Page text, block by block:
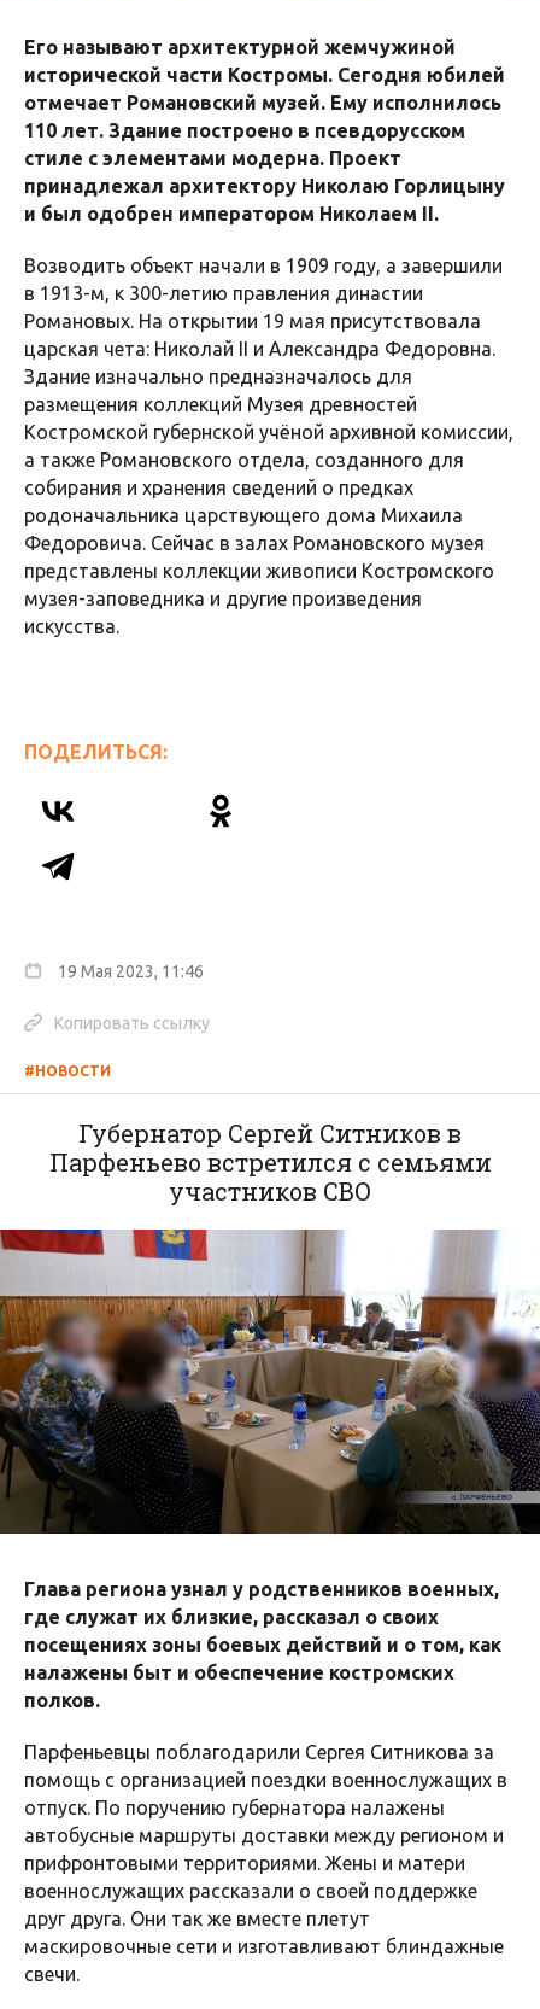
Его называют архитектурной жемчужиной
исторической части Костромы. Сегодня юбилей
отмечает Романовский музей. Ему исполнилось
110 лет. Здание построено в псевдорусском
стиле с элементами модерна. Проект
принадлежал архитектору Николаю Горлицыну
и был одобрен императором Николаем II.
Возводить объект начали в 1909 году, а завершили
в 1913-м, к 300-летию правления династии
Романовых. На открытии 19 мая присутствовала
царская чета: Николай II и Александра Федоровна.
Здание изначально предназначалось для
размещения коллекций Музея древностей
Костромской губернской учёной архивной комиссии,
а также Романовского отдела, созданного для
собирания и хранения сведений о предках
родоначальника царствующего дома Михаила
Федоровича. Сейчас в залах Романовского музея
представлены коллекции живописи Костромского
музея-заповедника и другие произведения
искусства.
ПОДЕЛИТЬСЯ:
19 Мая 2023, 11:46
Копировать ссылку
#НОВОСТИ
Губернатор Сергей Ситников в
Парфеньево встретился с семьями
участников СВО
Глава региона узнал у родственников военных,
где служат их близкие, рассказал о своих
посещениях зоны боевых действий и о том, как
налажены быт и обеспечение костромских
полков.
Парфеньевцы поблагодарили Сергея Ситникова за
помощь с организацией поездки военнослужащих в
отпуск. По поручению губернатора налажены
автобусные маршруты доставки между регионом и
прифронтовыми территориями. Жены и матери
военнослужащих рассказали о своей поддержке
друг друга. Они так же вместе плетут
маскировочные сети и изготавливают блиндажные
свечи.